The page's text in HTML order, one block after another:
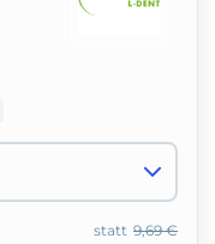
9,69 €
statt